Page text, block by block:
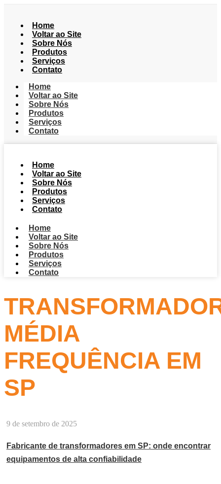
Home
Voltar ao Site
Sobre Nós
Produtos
Serviços
Contato
Home
Voltar ao Site
Sobre Nós
Produtos
Serviços
Contato
Home
Voltar ao Site
Sobre Nós
Produtos
Serviços
Contato
Home
Voltar ao Site
Sobre Nós
Produtos
Serviços
Contato
MÉDIA
FREQUÊNCIA EM
SP
9 de setembro de 2025
Fabricante de transformadores em SP: onde encontrar
equipamentos de alta confiabilidade